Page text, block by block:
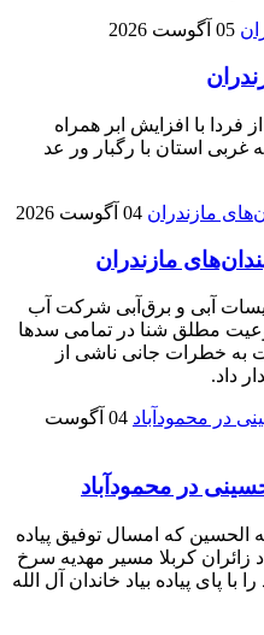
05 آگوست 2026
فردا با افزایش ابر همراه
غربی استان با رگبار ور عد
04 آگوست 2026
مازندران
آبی و برق‌آبی شرکت آب
مطلق شنا در تمامی سدها
به خطرات جانی ناشی از
داد.
04 آگوست
در محمودآباد
الحسین که امسال توفیق پیاده
زائران کربلا مسیر مهدیه سرخ
با پای پیاده بیاد خاندان آل الله